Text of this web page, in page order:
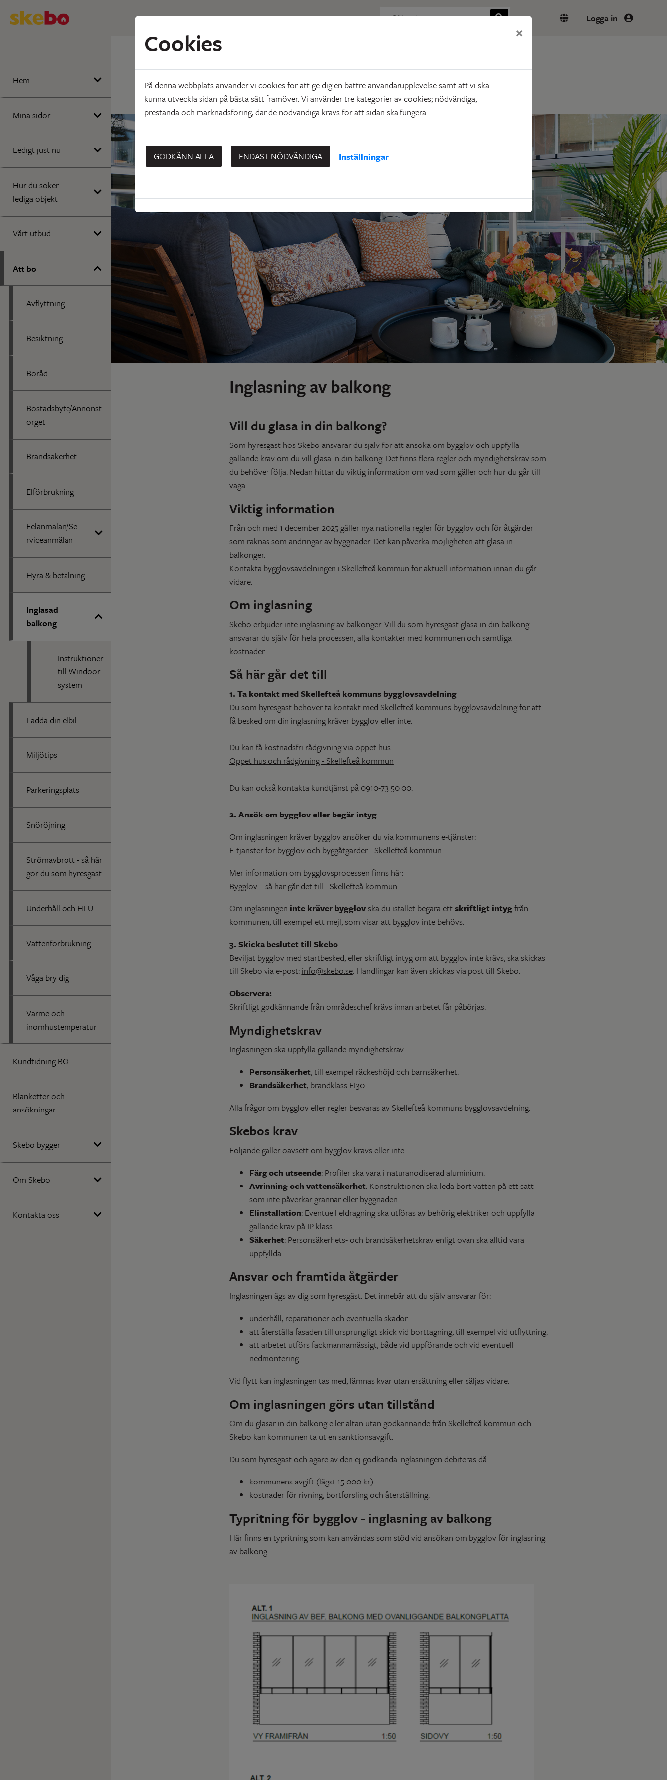
Logga in
Hem
Mina sidor
Ledigt just nu
Hur du söker
lediga objekt
Vårt utbud
Att bo
Avflyttning
Besiktning
Boråd
Bostadsbyte/Annonst
orget
Brandsäkerhet
Elförbrukning
Felanmälan/Se
rviceanmälan
Hyra & betalning
Inglasad
balkong
Instruktioner
till Windoor
system
Ladda din elbil
Miljötips
Parkeringsplats
Snöröjning
Strömavbrott - så här
gör du som hyresgäst
Underhåll och HLU
Vattenförbrukning
Våga bry dig
Värme och
inomhustemperatur
Kundtidning BO
Blanketter och
ansökningar
Skebo bygger
Om Skebo
Kontakta oss
Hem Att bo
Inglasad balkong
Inglasning av balkong
Vill du glasa in din balkong?
Som hyresgäst hos Skebo ansvarar du själv för att ansöka om bygglov och uppfylla
gällande krav om du vill glasa in din balkong. Det finns flera regler och myndighetskrav som
du behöver följa. Nedan hittar du viktig information om vad som gäller och hur du går till
väga.
Viktig information
Från och med 1 december 2025 gäller nya nationella regler för bygglov och för åtgärder
som räknas som ändringar av byggnader. Det kan påverka möjligheten att glasa in
balkonger.
Kontakta bygglovsavdelningen i Skellefteå kommun för aktuell information innan du går
vidare.
Om inglasning
Skebo erbjuder inte inglasning av balkonger. Vill du som hyresgäst glasa in din balkong
ansvarar du själv för hela processen, alla kontakter med kommunen och samtliga
kostnader.
Så här går det till
1. Ta kontakt med Skellefteå kommuns bygglovsavdelning
Du som hyresgäst behöver ta kontakt med Skellefteå kommuns bygglovsavdelning för att
få besked om din inglasning kräver bygglov eller inte.
Du kan få kostnadsfri rådgivning via öppet hus:
Öppet hus och rådgivning - Skellefteå kommun
Du kan också kontakta kundtjänst på 0910-73 50 00.
2. Ansök om bygglov eller begär intyg
Om inglasningen kräver bygglov ansöker du via kommunens e-tjänster:
E-tjänster för bygglov och byggåtgärder - Skellefteå kommun
Mer information om bygglovsprocessen finns här:
Bygglov – så här går det till - Skellefteå kommun
Om inglasningen inte kräver bygglovska du istället begära ettskriftligt intygfrån
kommunen, till exempel ett mejl, som visar att bygglov inte behövs.
3. Skicka beslutet till Skebo
Beviljat bygglov med startbesked, eller skriftligt intyg om att bygglov inte krävs, ska skickas
till Skebo via e-post: info@skebo.se. Handlingar kan även skickas via post till Skebo.
Observera:
Skriftligt godkännande från områdeschef krävs innan arbetet får påbörjas.
Myndighetskrav
Inglasningen ska uppfylla gällande myndighetskrav.
Personsäkerhet, till exempel räckeshöjd och barnsäkerhet.
Brandsäkerhet, brandklass EI30.
Alla frågor om bygglov eller regler besvaras av Skellefteå kommuns bygglovsavdelning.
Skebos krav
Följande gäller oavsett om bygglov krävs eller inte:
Färg och utseende: Profiler ska vara i naturanodiserad aluminium.
Avrinning och vattensäkerhet: Konstruktionen ska leda bort vatten på ett sätt
som inte påverkar grannar eller byggnaden.
Elinstallation: Eventuell eldragning ska utföras av behörig elektriker och uppfylla
gällande krav på IP klass.
Säkerhet: Personsäkerhets- och brandsäkerhetskrav enligt ovan ska alltid vara
uppfyllda.
Ansvar och framtida åtgärder
Inglasningen ägs av dig som hyresgäst. Det innebär att du själv ansvarar för:
underhåll, reparationer och eventuella skador.
att återställa fasaden till ursprungligt skick vid borttagning, till exempel vid utflyttning.
att arbetet utförs fackmannamässigt, både vid uppförande och vid eventuell
nedmontering.
Vid flytt kan inglasningen tas med, lämnas kvar utan ersättning eller säljas vidare.
Om inglasningen görs utan tillstånd
Om du glasar in din balkong eller altan utan godkännande från Skellefteå kommun och
Skebo kan kommunen ta ut en sanktionsavgift.
Du som hyresgäst och ägare av den ej godkända inglasningen debiteras då:
kommunens avgift (lägst 15 000 kr)
kostnader för rivning, bortforsling och återställning.
Typritning för bygglov - inglasning av balkong
Här finns en typritning som kan användas som stöd vid ansökan om bygglov för inglasning
av balkong.
Cookies ×
På denna webbplats använder vi cookies för att ge dig en bättre användarupplevelse samt att vi ska
kunna utveckla sidan på bästa sätt framöver. Vi använder tre kategorier av cookies; nödvändiga,
prestanda och marknadsföring, där de nödvändiga krävs för att sidan ska fungera.
GODKÄNN ALLA ENDAST NÖDVÄNDIGA Inställningar